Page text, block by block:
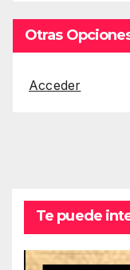
Otras
Acceder
Te puede